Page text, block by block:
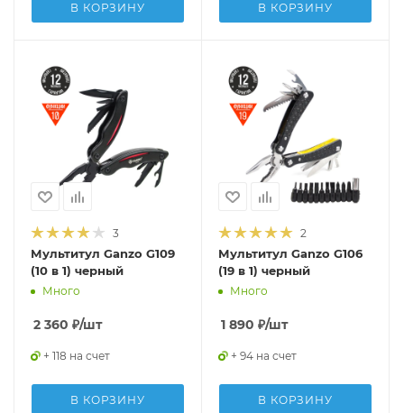
В КОРЗИНУ В КОРЗИНУ
3
Мультитул Ganzo G109
(10 в 1) черный
Много
2 360 ₽/шт
+ 118 на счет
В КОРЗИНУ
2
Мультитул Ganzo G106
(19 в 1) черный
Много
1 890 ₽/шт
+ 94 на счет
В КОРЗИНУ